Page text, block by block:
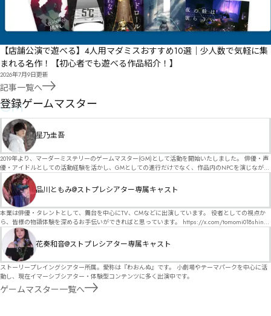
【店舗公演で遊べる】4人用マダミスおすすめ10選｜少人数で気軽に集
まれる名作！【初心者でも遊べる作品紹介！】
2026年7月9日更新
記事一覧へ
GM
登録ゲームマスター
星乃圭吾
2019年より、マーダーミステリーのゲームマスター(GM)として活動を開始いたしました。 俳優・声
優・アイドルとしての活動経験を活かし、GMとしての進行だけでなく、作品内のNPCを演じなが
ら、お客様に物語の世界へ入り込んでいただくような演出・サービスを得意としています。 自分自
身でも作品制作を行っているので、作家さんが作品に込めた想いや意図を大切にしながら、その作
品の魅力をお客様に届けられるような公演を心がけています。 参加してくださる皆様がどんなエン
ディングを迎えるのか、どんな物語が生まれるのかを想像しながら、公演を進めていく時間が本当
に大好きです！ 対応可能作品は、オフライン（対面）作品のみとなります。 得意分野をひとつ挙げ
るなら恋愛もの（恋愛要素を含むシナリオ）ですが、ファンタジー、デスゲーム、青春ものなど、
ジャンルを問わず幅広く対応可能です！お任せください！ 《所属団体・店舗》 ★ Lanbelysma -ラン
ビリズマ- (代表・制作・GM) ★ ストーリープレイングシアター (GM) ★ フィネガンズ ウェイク
(GM)
品川ともみ@ストプレシアター専属キャスト
本業は俳優・タレントとして、舞台を中心にTV、CMなどに出演しています。 役者としての視点か
ら、皆様の物語体験を深めるお手伝いができればと思っています。 https://x.com/tomomi018shin?
s=11 活動内容はSNSにて投稿しています。 SPT所属。 ストーリープレイングシアター「星詠みの
標」にてGMデビュー。 ボードゲーム×体感型演劇 イマーシブカフェ「コアクト」(不定期開催)出
演中。
花奏和音@ストプレシアター専属キャスト
ストーリープレイングシアター所属。愛称は『わおんぬ』です。 小劇場やテーマパークを中心に活
動し、現在イマーシブシアター・体験型コンテンツに多く出演中です。
ゲームマスター一覧へ